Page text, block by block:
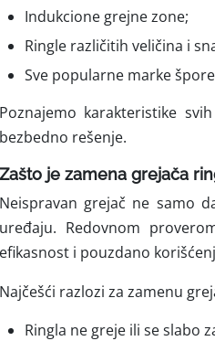
Indukcione grejne zone;
Ringle različitih veličina i
Sve popularne marke
Poznajemo karakteristike
bezbedno rešenje.
Zašto je zamena grejača
Neispravan grejač ne samo
uređaju. Redovnom
efikasnost i pouzdano
Najčešći razlozi za zamenu
Ringla ne greje ili se slabo